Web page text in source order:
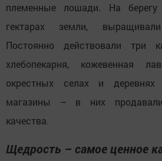
племенные лошади. На
гектарах земли,
Постоянно действовали три
хлебопекарня, кожевенная
окрестных селах и
магазины – в них
качества.
Щедрость – самое ценное